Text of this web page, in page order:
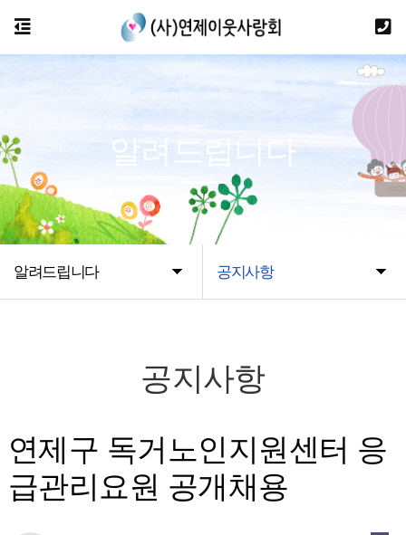
알려드립니다 공지사항
알려드립니다
공지사항
연제구 독거노인지원센터 응
급관리요원 공개채용